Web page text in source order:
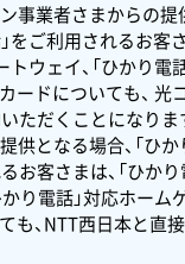
業者さまからの提
をご利用されるお客
トウェイ、「ひかり電
ードについても、 光
ただくことになりま
供となる場合、「ひ
お客さまは、「ひか
かり電話」対応ホー
も、NTT西日本と直